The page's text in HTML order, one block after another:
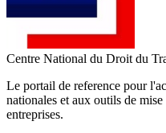
Centre National du Droit du
Le portail de reference pour
nationales et aux outils de
entreprises.